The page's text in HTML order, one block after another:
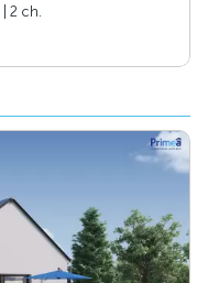
| 2 ch.